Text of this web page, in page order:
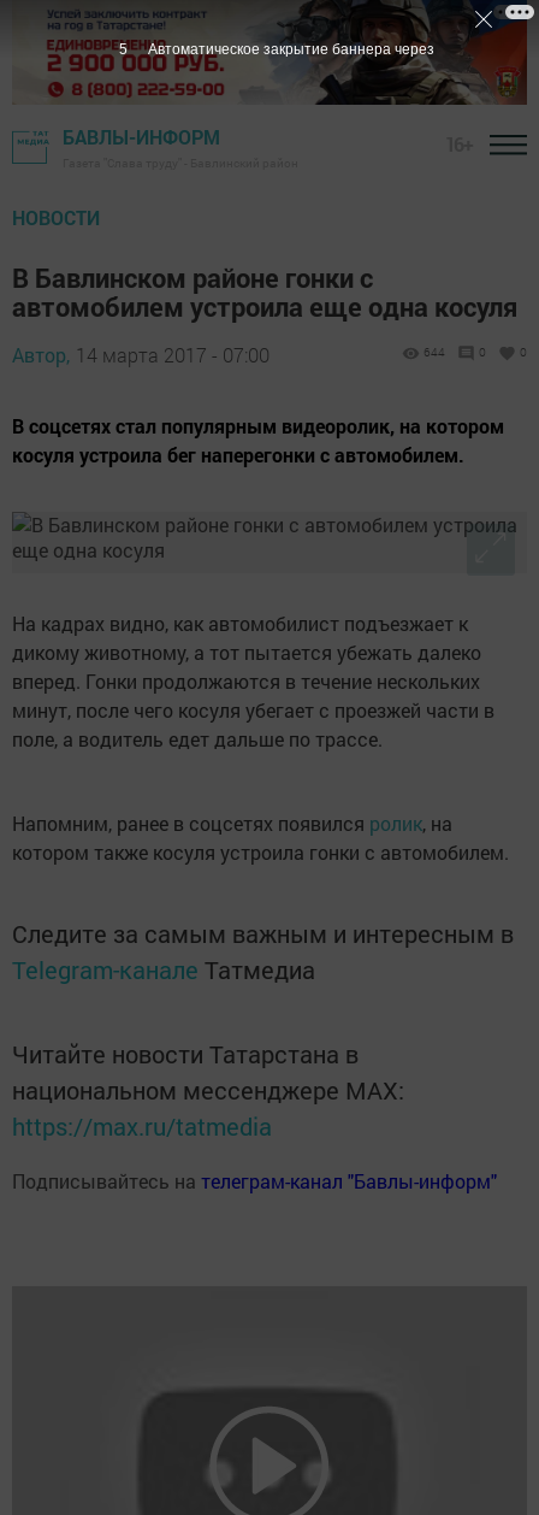
БАВЛЫ-ИНФОРМ
НОВОСТИ
В Бавлинском районе гонки с
автомобилем устроила еще одна косуля
Автор, 14 марта 2017 - 07:00 644 0 0
В соцсетях стал популярным видеоролик, на котором
косуля устроила бег наперегонки с автомобилем.
На кадрах видно, как автомобилист подъезжает к
дикому животному, а тот пытается убежать далеко
вперед. Гонки продолжаются в течение нескольких
минут, после чего косуля убегает с проезжей части в
поле, а водитель едет дальше по трассе.
Напомним, ранее в соцсетях появился ролик, на
котором также косуля устроила гонки с автомобилем.
Следите за самым важным и интересным в
Telegram-канале Татмедиа
Читайте новости Татарстана в
национальном мессенджере MАХ:
https://max.ru/tatmedia
Подписывайтесь на телеграм-канал "Бавлы-информ"
5 Автоматическое закрытие баннера через